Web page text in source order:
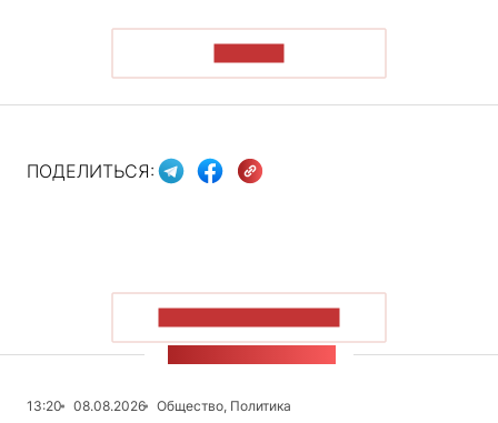
ПОДЕЛИТЬСЯ:
13:20 08.08.2026
Общество, Политика